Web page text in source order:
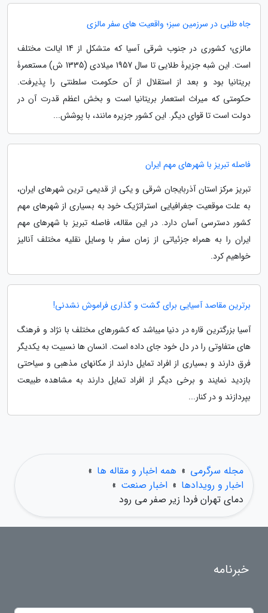
جاه طلبی در سرزمین سبز؛ واقعیت های سفر مالزی
مالزی؛ کشوری در جنوب شرقی آسیا که متشکل از 14 ایالت مختلف
است. این شبه جزیرۀ طلایی تا سال 1957 میلادی (1335 ش) مستعمرۀ
بریتانیا بود و بعد از استقلال از آن حکومت سلطنتی را پذیرفت.
حکومتی که میراث استعمار بریتانیا است و بخش اعظم قدرت آن در
دولت است تا قوای دیگر. این کشور جزیره مانند، با پوشش...
فاصله تبریز با شهرهای مهم ایران
تبریز مرکز استان آذربایجان شرقی و یکی از قدیمی ترین شهرهای ایران،
به علت موقعیت جغرافیایی استراتژیک خود به بسیاری از شهرهای مهم
کشور دسترسی آسان دارد. در این مقاله، فاصله تبریز با شهرهای مهم
ایران را به همراه جزئیاتی از زمان سفر با وسایل نقلیه مختلف آنالیز
خواهیم کرد.
برترین مقاصد آسیایی برای گشت و گذاری فراموش نشدنی!
آسیا بزرگترین قاره در دنیا میباشد که کشورهای مختلف با نژاد و فرهنگ
های متفاوتی را در دل خود جای داده است. انسان ها نسبیت به یکدیگر
فرق دارند و بسیاری از افراد تمایل دارند از مکانهای مذهبی و سیاحتی
بازدید نمایند و برخی دیگر از افراد تمایل دارند به مشاهده طبیعت
بپردازند و در کنار...
مجله سرگرمی » همه اخبار و مقاله ها »
اخبار و رویدادها » اخبار صنعت »
دمای تهران فردا زیر صفر می رود
خبرنامه